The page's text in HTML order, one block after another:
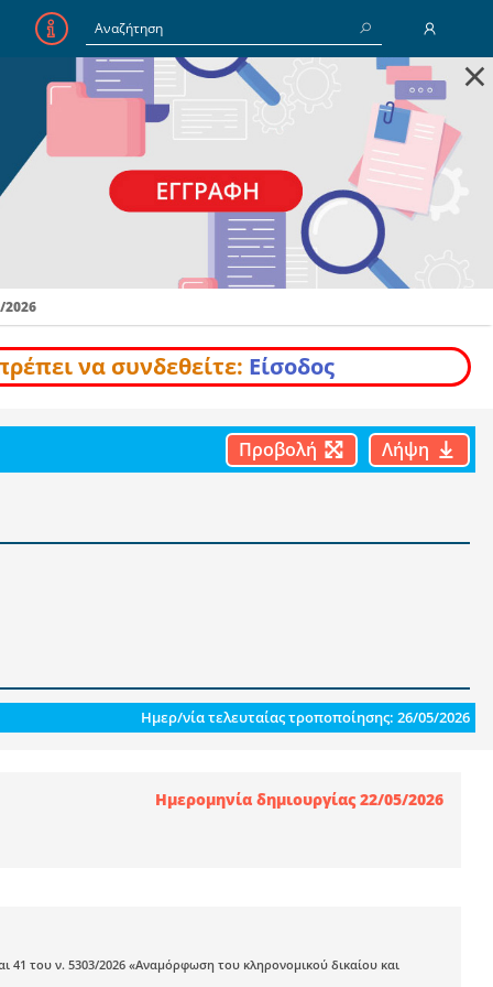
E-Mail
Κωδικός
Να με θυμάσαι
×
2026
να συνδεθείτε: Είσοδος
Προβολή Λήψη
Ημερ/νία τελευταίας τροποποίησης: 26/05/2026
Ημερομηνία δημιουργίας 22/05/2026
41 του ν. 5303/2026 «Αναμόρφωση του κληρονομικού δικαίου και